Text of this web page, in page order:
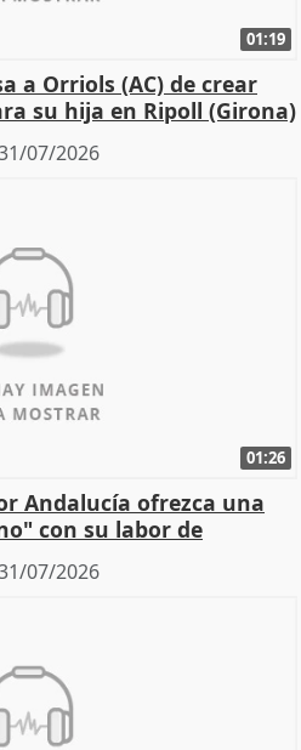
01:19
a Orriols (AC) de crear
su hija en Ripoll (Girona)
07/2026
01:26
Andalucía ofrezca una
con su labor de
07/2026